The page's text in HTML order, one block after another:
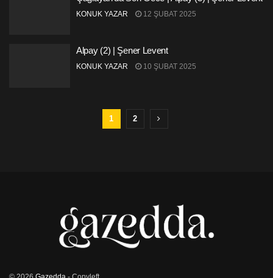
KONUK YAZAR 12 ŞUBAT 2025
Alpay (2) | Şener Levent
KONUK YAZAR 10 ŞUBAT 2025
1 2